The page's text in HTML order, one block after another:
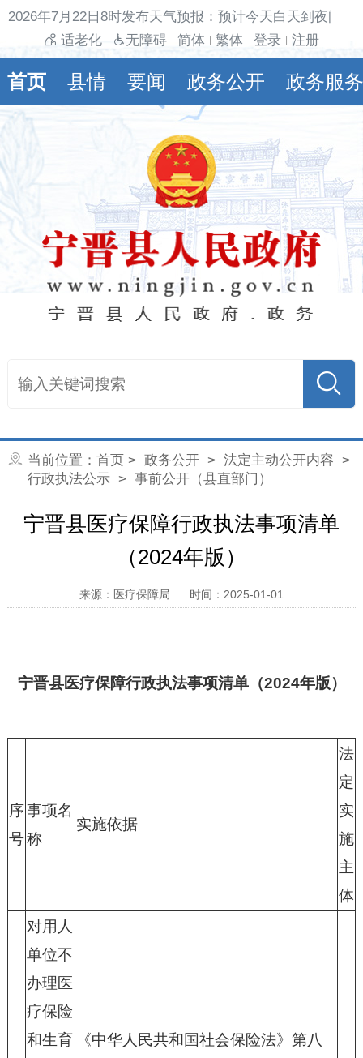
年7月22日8时发布天气预报：预计今天白天到夜间多
适老化
无障碍 简体 繁体 登录 注册
首页 县情 要闻 政务公开 政务服务
当前位置： 首页 > 政务公开> 法定主动公开内容 >
行政执法公示> 事前公开（县直部门）
宁晋县医疗保障行政执法事项清单
（2024年版）
来源：医疗保障局 时间：2025-01-01
宁晋县医疗保障行政执法事项清单（2024年版）
序
号
事项名
称
实施依据
法
定
实
施
主
体
对用人
单位不
办理医
疗保险
和生育
《中华人民共和国社会保险法》第八